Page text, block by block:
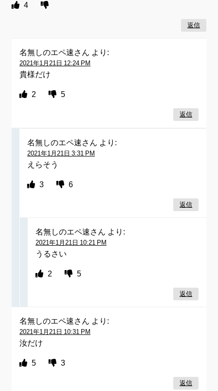
4
返信
名無しのエペ速さん より:
2021年1月21日 12:24 PM
貴様だけ
2 5
返信
名無しのエペ速さん より:
2021年1月21日 3:31 PM
えらそう
3 6
返信
名無しのエペ速さん より:
2021年1月21日 10:21 PM
うるさい
2 5
返信
名無しのエペ速さん より:
2021年1月21日 10:31 PM
汝だけ
5 3
返信